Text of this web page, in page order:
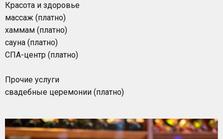
Красота и здоровье
массаж (платно)
хаммам (платно)
сауна (платно)
СПА-центр (платно)
Прочие услуги
свадебные церемонии (платно)